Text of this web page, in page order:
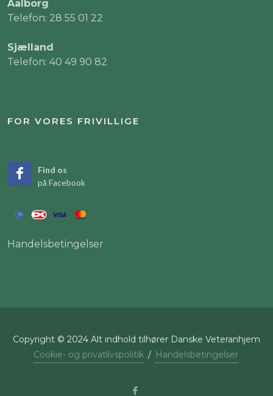
Aalborg
Telefon: 28 55 01 22
Sjælland
Telefon: 40 49 90 82
FOR VORES FRIVILLIGE
Find os
på Facebook
Handelsbetingelser
Copyright © 2024 Alt indhold tilhører Danske Veteranhjem
Cookie- og privatlivspolitik / Handelsbetingelser